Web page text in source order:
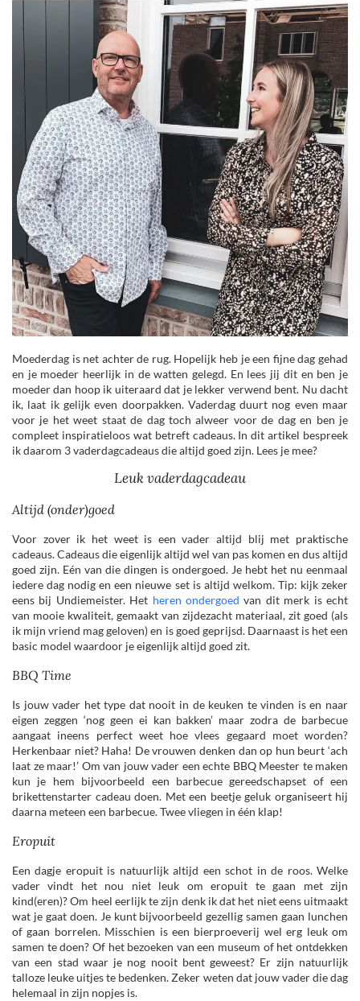
Moederdag is net achter de rug. Hopelijk heb je een fijne dag gehad
en je moeder heerlijk in de watten gelegd. En lees jij dit en ben je
moeder dan hoop ik uiteraard dat je lekker verwend bent. Nu dacht
ik, laat ik gelijk even doorpakken. Vaderdag duurt nog even maar
voor je het weet staat de dag toch alweer voor de dag en ben je
compleet inspiratieloos wat betreft cadeaus. In dit artikel bespreek
ik daarom 3 vaderdagcadeaus die altijd goed zijn. Lees je mee?
Leuk vaderdagcadeau
Altijd (onder)goed
Voor zover ik het weet is een vader altijd blij met praktische
cadeaus. Cadeaus die eigenlijk altijd wel van pas komen en dus altijd
goed zijn. Eén van die dingen is ondergoed. Je hebt het nu eenmaal
iedere dag nodig en een nieuwe set is altijd welkom. Tip: kijk zeker
eens bij Undiemeister. Het heren ondergoed van dit merk is echt
van mooie kwaliteit, gemaakt van zijdezacht materiaal, zit goed (als
ik mijn vriend mag geloven) en is goed geprijsd. Daarnaast is het een
basic model waardoor je eigenlijk altijd goed zit.
BBQ Time
Is jouw vader het type dat nooit in de keuken te vinden is en naar
eigen zeggen ‘nog geen ei kan bakken’ maar zodra de barbecue
aangaat ineens perfect weet hoe vlees gegaard moet worden?
Herkenbaar niet? Haha! De vrouwen denken dan op hun beurt ‘ach
laat ze maar!’ Om van jouw vader een echte BBQ Meester te maken
kun je hem bijvoorbeeld een barbecue gereedschapset of een
brikettenstarter cadeau doen. Met een beetje geluk organiseert hij
daarna meteen een barbecue. Twee vliegen in één klap!
Eropuit
Een dagje eropuit is natuurlijk altijd een schot in de roos. Welke
vader vindt het nou niet leuk om eropuit te gaan met zijn
kind(eren)? Om heel eerlijk te zijn denk ik dat het niet eens uitmaakt
wat je gaat doen. Je kunt bijvoorbeeld gezellig samen gaan lunchen
of gaan borrelen. Misschien is een bierproeverij wel erg leuk om
samen te doen? Of het bezoeken van een museum of het ontdekken
van een stad waar je nog nooit bent geweest? Er zijn natuurlijk
talloze leuke uitjes te bedenken. Zeker weten dat jouw vader die dag
helemaal in zijn nopjes is.